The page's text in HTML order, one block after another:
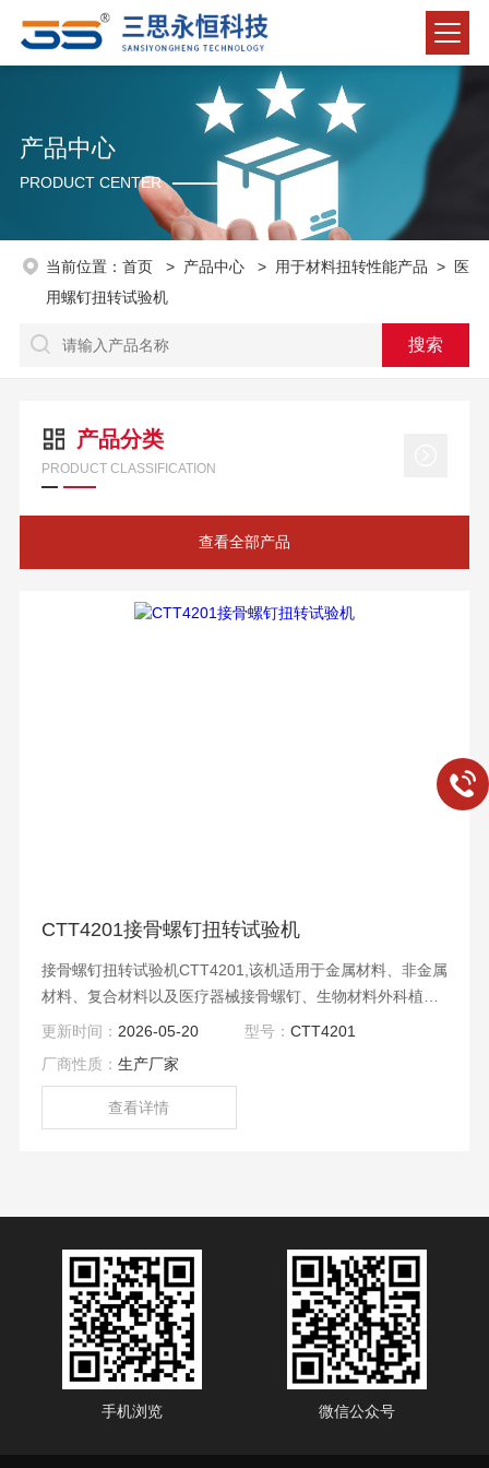
产品中心
PRODUCT CENTER
当前位置： 首页 > 产品中心 > 用于材料扭转性能产品 >
医
用螺钉扭转试验机
产品分类
PRODUCT CLASSIFICATION
查看全部产品
CTT4201接骨螺钉扭转试验机
接骨螺钉扭转试验机CTT4201,该机适用于金属材料、非金属
材料、复合材料以及医疗器械接骨螺钉、生物材料外科植入
物、骨接合植入物、髓内固定器、金属接骨螺钉、空心接骨
更新时间： 2026-05-20 型号： CTT4201
厂商性质： 生产厂家
查看详情
手机浏览 微信公众号